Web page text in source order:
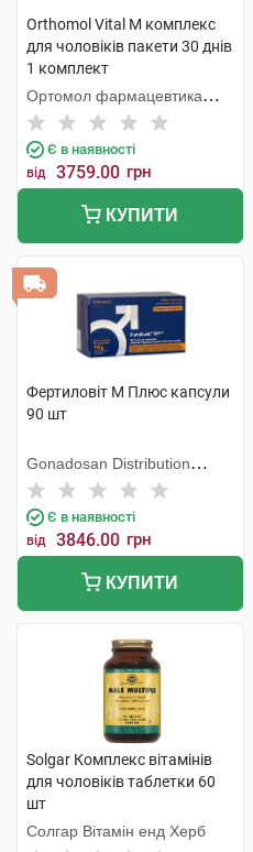
Orthomol Vital M комплекс
для чоловіків пакети 30 днів
1 комплект
Ортомол фармацевтика
Вертрібс ГмбХ
Є в наявності
від 3759.00 грн
КУПИТИ
Фертиловіт М Плюс капсули
90 шт
Gonadosan Distribution
GmbH
Є в наявності
від 3846.00 грн
КУПИТИ
Solgar Комплекс вітамінів
для чоловіків таблетки 60
шт
Солгар Вітамін енд Херб